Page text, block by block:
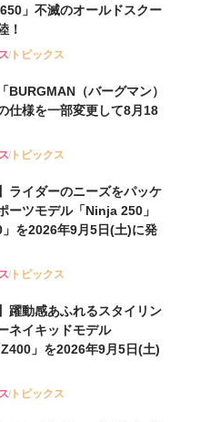
」不滅のオールドスクー
！
トピックス
BURGMAN（バーグマン）
仕様を一部変更して8月18
トピックス
ライダーのニーズをパッケ
ーツモデル「Ninja 250」
」を2026年9月5日(土)に発
トピックス
躍動感あふれるスタイリン
ネイキッドモデル
Z400」を2026年9月5日(土)
トピックス